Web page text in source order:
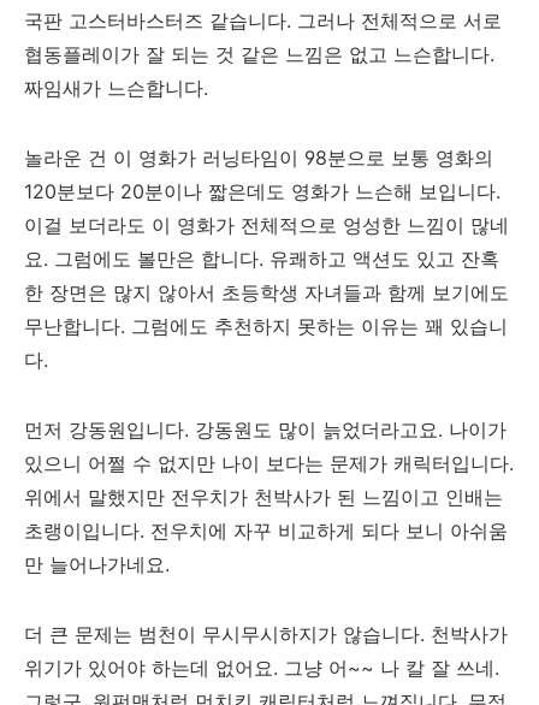
국판 고스터바스터즈 같습니다. 그러나 전체적으로 서로
협동플레이가 잘 되는 것 같은 느낌은 없고 느슨합니다.
짜임새가 느슨합니다.
놀라운 건 이 영화가 러닝타임이 98분으로 보통 영화의
120분보다 20분이나 짧은데도 영화가 느슨해 보입니다.
이걸 보더라도 이 영화가 전체적으로 엉성한 느낌이 많네
요. 그럼에도 볼만은 합니다. 유쾌하고 액션도 있고 잔혹
한 장면은 많지 않아서 초등학생 자녀들과 함께 보기에도
무난합니다. 그럼에도 추천하지 못하는 이유는 꽤 있습니
다.
먼저 강동원입니다. 강동원도 많이 늙었더라고요. 나이가
있으니 어쩔 수 없지만 나이 보다는 문제가 캐릭터입니다.
위에서 말했지만 전우치가 천박사가 된 느낌이고 인배는
초랭이입니다. 전우치에 자꾸 비교하게 되다 보니 아쉬움
만 늘어나가네요.
더 큰 문제는 범천이 무시무시하지가 않습니다. 천박사가
위기가 있어야 하는데 없어요. 그냥 어~~ 나 칼 잘 쓰네.